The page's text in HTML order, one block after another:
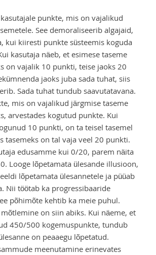
punkte, mis on vajalikud
See demoraliseerib algajaid,
kui kiiresti punkte süsteemis koguda
kasutaja näeb, et esimese taseme
on vajalik 10 punkti, teise jaoks 20
jaoks juba sada tuhat, siis
Sada tuhat tundub saavutatavana.
mis on vajalikud järgmise taseme
arvestades kogutud punkte. Kui
10 punkti, on ta teisel tasemel
tasemeks on tal vaja veel 20 punkti.
edusamme kui 0/20, parem näita
Looge lõpetamata ülesande illusioon,
lõpetamata ülesannetele ja püüab
Nii töötab ka progressibaaride
põhimõte kehtib ka meie puhul.
on siin abiks. Kui näeme, et
450/500 kogemuspunkte, tundub
on peaaegu lõpetatud.
meenutamine erinevates